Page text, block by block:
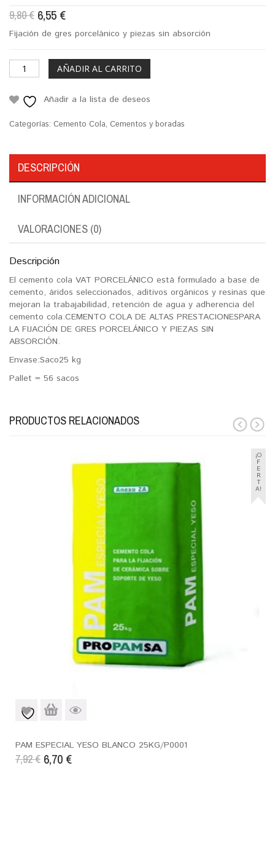
9,80€ 6,55 €
Fijación de gres porcelánico y piezas sin absorción
AÑADIR AL CARRITO
Añadir a la lista de deseos
Categorías: Cemento Cola, Cementos y boradas
DESCRIPCIÓN
INFORMACIÓN ADICIONAL
VALORACIONES (0)
Descripción
El cemento cola VAT PORCELÁNICO está formulado a base de
cemento, áridos seleccionados, aditivos orgánicos y resinas que
mejoran la trabajabilidad, retención de agua y adherencia del
cemento cola.CEMENTO COLA DE ALTAS PRESTACIONESPARA
LA FIJACIÓN DE GRES PORCELÁNICO Y PIEZAS SIN
ABSORCIÓN.
Envase:Saco25 kg
Pallet = 56 sacos
PRODUCTOS RELACIONADOS
¡O
F
E
R
T
A!
PAM ESPECIAL YESO BLANCO 25KG/P0001
7,92€ 6,70 €
prev next